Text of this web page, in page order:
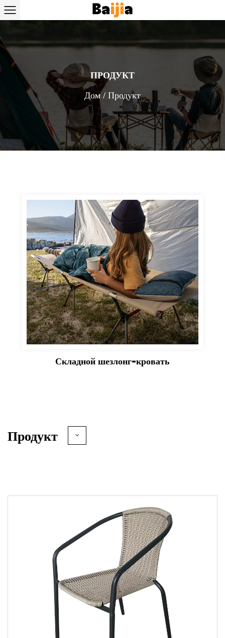
ПРОДУКТ
Дом / Продукт
Складной шезлонг-кровать
Продукт